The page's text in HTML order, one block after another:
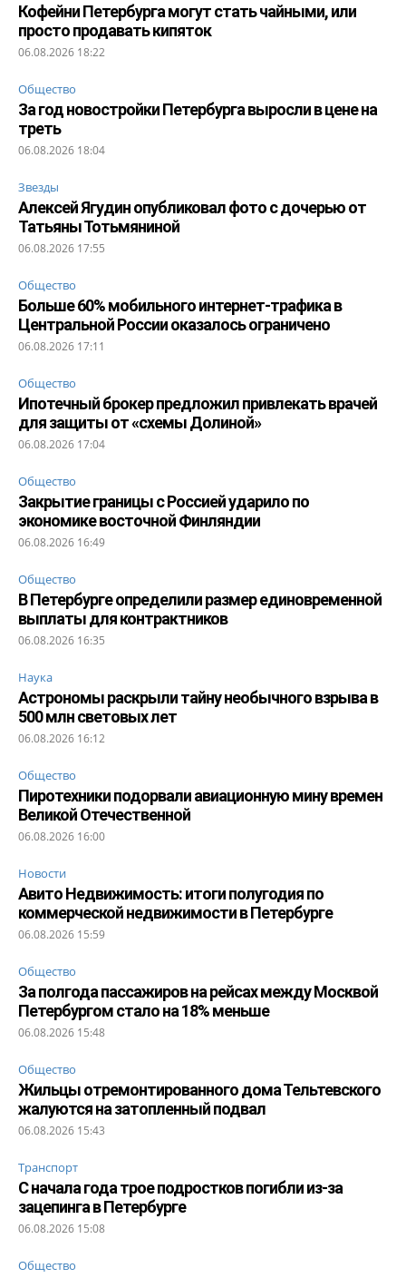
Кофейни Петербурга могут стать чайными, или
просто продавать кипяток
06.08.2026 18:22
Общество
За год новостройки Петербурга выросли в цене на
треть
06.08.2026 18:04
Звезды
Алексей Ягудин опубликовал фото с дочерью от
Татьяны Тотьмяниной
06.08.2026 17:55
Общество
Больше 60% мобильного интернет-трафика в
Центральной России оказалось ограничено
06.08.2026 17:11
Общество
Ипотечный брокер предложил привлекать врачей
для защиты от «схемы Долиной»
06.08.2026 17:04
Общество
Закрытие границы с Россией ударило по
экономике восточной Финляндии
06.08.2026 16:49
Общество
В Петербурге определили размер единовременной
выплаты для контрактников
06.08.2026 16:35
Наука
Астрономы раскрыли тайну необычного взрыва в
500 млн световых лет
06.08.2026 16:12
Общество
Пиротехники подорвали авиационную мину времен
Великой Отечественной
06.08.2026 16:00
Новости
Авито Недвижимость: итоги полугодия по
коммерческой недвижимости в Петербурге
06.08.2026 15:59
Общество
За полгода пассажиров на рейсах между Москвой
Петербургом стало на 18% меньше
06.08.2026 15:48
Общество
Жильцы отремонтированного дома Тельтевского
жалуются на затопленный подвал
06.08.2026 15:43
Транспорт
С начала года трое подростков погибли из-за
зацепинга в Петербурге
06.08.2026 15:08
Общество